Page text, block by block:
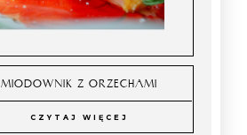
MIODOWNIK Z ORZECHAMI
CZYTAJ WIĘCEJ